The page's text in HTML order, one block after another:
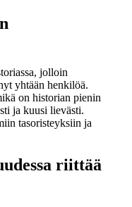
jolloin
yhtään henkilöä.
on historian pienin
ja kuusi lievästi.
tasoristeyksiin ja
riittää